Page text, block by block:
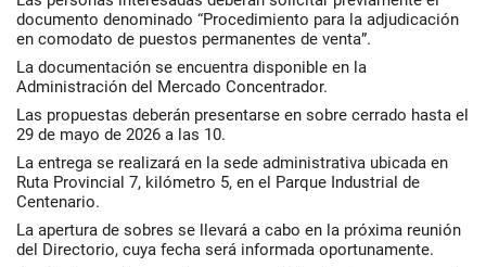
documento denominado “Procedimiento para la adjudicación
en comodato de puestos permanentes de venta”.
La documentación se encuentra disponible en la
Administración del Mercado Concentrador.
Las propuestas deberán presentarse en sobre cerrado hasta el
29 de mayo de 2026 a las 10.
La entrega se realizará en la sede administrativa ubicada en
Ruta Provincial 7, kilómetro 5, en el Parque Industrial de
Centenario.
La apertura de sobres se llevará a cabo en la próxima reunión
del Directorio, cuya fecha será informada oportunamente.